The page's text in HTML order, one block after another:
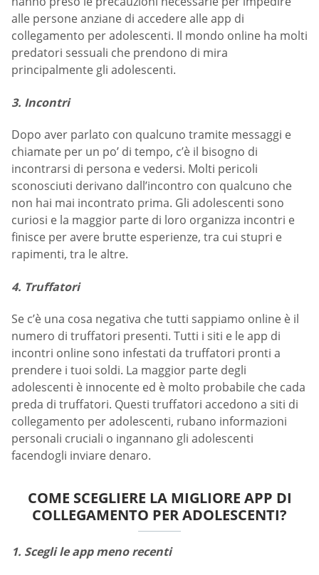
alle persone anziane di accedere alle app di
collegamento per adolescenti. Il mondo online ha molti
predatori sessuali che prendono di mira
principalmente gli adolescenti.
3. Incontri
Dopo aver parlato con qualcuno tramite messaggi e
chiamate per un po’ di tempo, c’è il bisogno di
incontrarsi di persona e vedersi. Molti pericoli
sconosciuti derivano dall’incontro con qualcuno che
non hai mai incontrato prima. Gli adolescenti sono
curiosi e la maggior parte di loro organizza incontri e
finisce per avere brutte esperienze, tra cui stupri e
rapimenti, tra le altre.
4. Truffatori
Se c’è una cosa negativa che tutti sappiamo online è il
numero di truffatori presenti. Tutti i siti e le app di
incontri online sono infestati da truffatori pronti a
prendere i tuoi soldi. La maggior parte degli
adolescenti è innocente ed è molto probabile che cada
preda di truffatori. Questi truffatori accedono a siti di
collegamento per adolescenti, rubano informazioni
personali cruciali o ingannano gli adolescenti
facendogli inviare denaro.
COME SCEGLIERE LA MIGLIORE APP DI
COLLEGAMENTO PER ADOLESCENTI?
1. Scegli le app meno recenti